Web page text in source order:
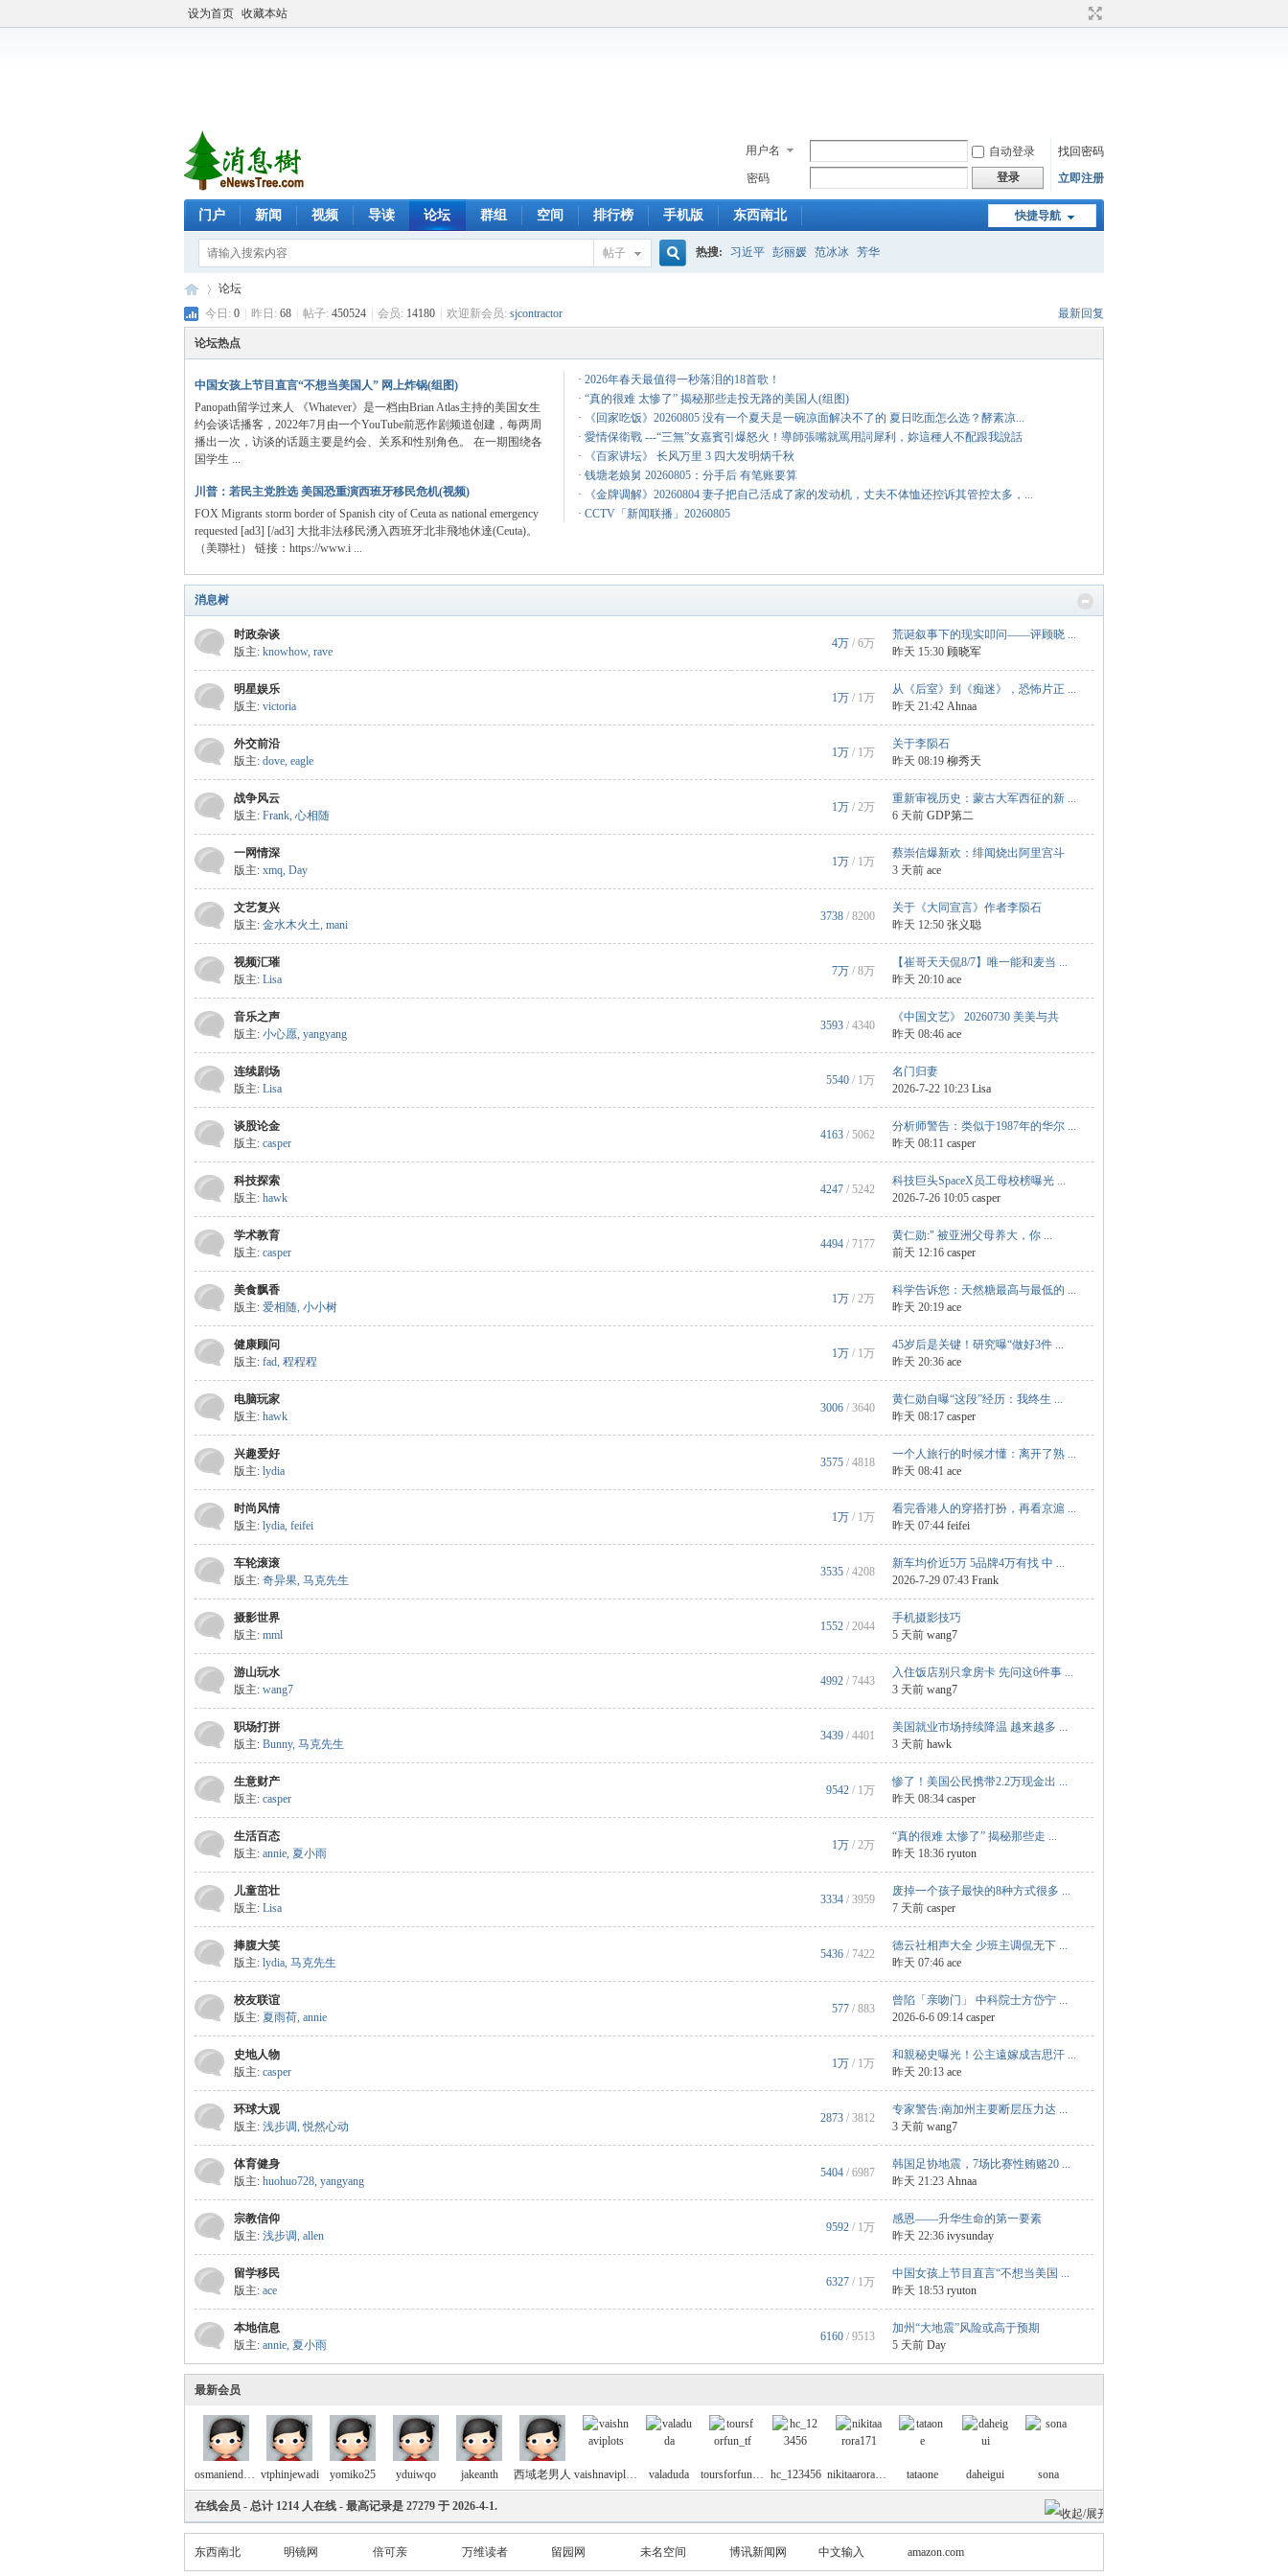
设为首页 收藏本站
用户名 自动登录
找回密码
密码
登录 立即注册
快捷导航
门户 新闻 视频 导读 论坛 群组 空间 排行榜 手机版 东西南北
帖子
索
热搜: 习近平 彭丽媛 范冰冰 芳华
sTr
ee.
论坛
今日: 0 昨日: 68 帖子: 450524 会员: 14180 欢迎新会员: sjcontractor 最新回复
论坛热点
中国女孩上节目直言“不想当美国人” 网上炸锅(组图)
Panopath留学过来人 《Whatever》是一档由Brian Atlas主持的美国女生
约会谈话播客，2022年7月由一个YouTube前恶作剧频道创建，每两周
播出一次，访谈的话题主要是约会、关系和性别角色。 在一期围绕各
国学生 ...
川普：若民主党胜选 美国恐重演西班牙移民危机(视频)
FOX Migrants storm border of Spanish city of Ceuta as national emergency
requested [ad3] [/ad3] 大批非法移民湧入西班牙北非飛地休達(Ceuta)。
（美聯社） 链接：https://www.i ...
· 2026年春天最值得一秒落泪的18首歌！
· “真的很难 太惨了” 揭秘那些走投无路的美国人(组图)
·
《回家吃饭》20260805 没有一个夏天是一碗凉面解决不了的 夏日吃面怎么选？酵素凉...
· 愛情保衛戰 ---“三無”女嘉賓引爆怒火！導師張嘴就罵用詞犀利，妳這種人不配跟我說話
·
《百家讲坛》 长风万里 3 四大发明炳千秋
· 钱塘老娘舅 20260805：分手后 有笔账要算
·
《金牌调解》20260804 妻子把自己活成了家的发动机，丈夫不体恤还控诉其管控太多，...
· CCTV「新闻联播」20260805
消息树
时政杂谈
版主: knowhow, rave
4万 / 6万
荒诞叙事下的现实叩问——评顾晓 ...
昨天 15:30 顾晓军
明星娱乐
版主: victoria
1万 / 1万
从《后室》到《痴迷》，恐怖片正 ...
昨天 21:42 Ahnaa
外交前沿
版主: dove, eagle
1万 / 1万
关于李陨石
昨天 08:19 柳秀天
战争风云
版主: Frank, 心相随
1万 / 2万
重新审视历史：蒙古大军西征的新 ...
6 天前 GDP第二
一网情深
版主: xmq, Day
1万 / 1万
蔡崇信爆新欢：绯闻烧出阿里宫斗
3 天前 ace
文艺复兴
版主: 金水木火土, mani
3738 / 8200
关于《大同宣言》作者李陨石
昨天 12:50 张义聪
视频汇璀
版主: Lisa
7万 / 8万
【崔哥天天侃8/7】唯一能和麦当 ...
昨天 20:10 ace
音乐之声
版主: 小心愿, yangyang
3593 / 4340
《中国文艺》 20260730 美美与共
昨天 08:46 ace
连续剧场
版主: Lisa
5540 / 1万
名门归妻
2026-7-22 10:23 Lisa
谈股论金
版主: casper
4163 / 5062
分析师警告：类似于1987年的华尔 ...
昨天 08:11 casper
科技探索
版主: hawk
4247 / 5242
科技巨头SpaceX员工母校榜曝光 ...
2026-7-26 10:05 casper
学术教育
版主: casper
4494 / 7177
黄仁勋:" 被亚洲父母养大，你 ...
前天 12:16 casper
美食飘香
版主: 爱相随, 小小树
1万 / 2万
科学告诉您：天然糖最高与最低的 ...
昨天 20:19 ace
健康顾问
版主: fad, 程程程
1万 / 1万
45岁后是关键！研究曝“做好3件 ...
昨天 20:36 ace
电脑玩家
版主: hawk
3006 / 3640
黄仁勋自曝“这段”经历：我终生 ...
昨天 08:17 casper
兴趣爱好
版主: lydia
3575 / 4818
一个人旅行的时候才懂：离开了熟 ...
昨天 08:41 ace
时尚风情
版主: lydia, feifei
1万 / 1万
看完香港人的穿搭打扮，再看京滬 ...
昨天 07:44 feifei
车轮滚滚
版主: 奇异果, 马克先生
3535 / 4208
新车均价近5万 5品牌4万有找 中 ...
2026-7-29 07:43 Frank
摄影世界
版主: mml
1552 / 2044
手机摄影技巧
5 天前 wang7
游山玩水
版主: wang7
4992 / 7443
入住饭店别只拿房卡 先问这6件事 ...
3 天前 wang7
职场打拼
版主: Bunny, 马克先生
3439 / 4401
美国就业市场持续降温 越来越多 ...
3 天前 hawk
生意财产
版主: casper
9542 / 1万
惨了！美国公民携带2.2万现金出 ...
昨天 08:34 casper
生活百态
版主: annie, 夏小雨
1万 / 2万
“真的很难 太惨了” 揭秘那些走 ...
昨天 18:36 ryuton
儿童茁壮
版主: Lisa
3334 / 3959
废掉一个孩子最快的8种方式很多 ...
7 天前 casper
捧腹大笑
版主: lydia, 马克先生
5436 / 7422
德云社相声大全 少班主调侃无下 ...
昨天 07:46 ace
校友联谊
版主: 夏雨荷, annie
577 / 883
曾陷「亲吻门」 中科院士方岱宁 ...
2026-6-6 09:14 casper
史地人物
版主: casper
1万 / 1万
和親秘史曝光！公主遠嫁成吉思汗 ...
昨天 20:13 ace
环球大观
版主: 浅步调,悦然心动
2873 / 3812
专家警告:南加州主要断层压力达 ...
3 天前 wang7
体育健身
版主: huohuo728, yangyang
5404 / 6987
韩国足协地震，7场比赛性贿赂20 ...
昨天 21:23 Ahnaa
宗教信仰
版主: 浅步调, allen
9592 / 1万
感恩——升华生命的第一要素
昨天 22:36 ivysunday
留学移民
版主: ace
6327 / 1万
中国女孩上节目直言“不想当美国 ...
昨天 18:53 ryuton
本地信息
版主: annie, 夏小雨
6160 / 9513
加州“大地震”风险或高于预期
5 天前 Day
最新会员
osmaniendri52 vtphinjewadi yomiko25 yduiwqo jakeanth 西域老男人 vaishnaviplots valaduda toursforfun_tf hc_123456 nikitaarora171 tataone daheigui sona
在线会员 - 总计 1214 人在线 - 最高记录是 27279 于 2026-4-1.
东西南北 明镜网 倍可亲 万维读者 留园网 未名空间 博讯新闻网 中文输入 amazon.com